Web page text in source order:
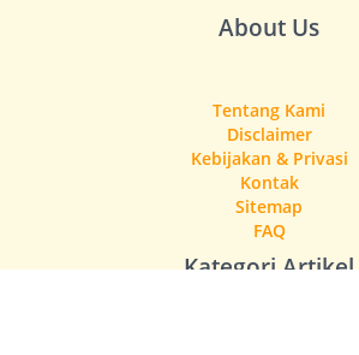
About Us
Tentang Kami
Disclaimer
Kebijakan & Privasi
Kontak
Sitemap
FAQ
Kategori Artikel